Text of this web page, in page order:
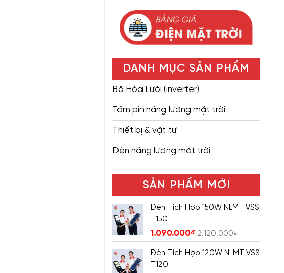
DANH MỤC SẢN PHẨM
Bộ Hòa Lưới (inverter)
Tấm pin năng lượng mặt trời
Thiết bị & vật tư
Đèn năng lượng mặt trời
SẢN PHẨM MỚI
Đèn Tích Hợp 150W NLMT VSS
T150
1.090.000₫ 2.120.000₫
Đèn Tích Hợp 120W NLMT VSS
T120